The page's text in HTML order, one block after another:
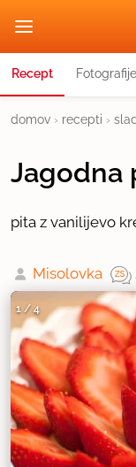
Recept Fotografije
domov › recepti ›
Jagodna
pita z vanilijevo
Misolovka
1 /4